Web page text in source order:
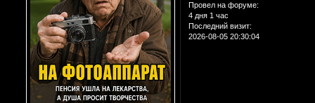
Провел на форуме:
4 дня 1 час
Последний визит:
2026-08-05 20:30:04